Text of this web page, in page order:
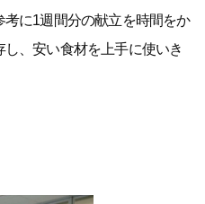
に1週間分の献立を時間をか
、安い食材を上手に使いき